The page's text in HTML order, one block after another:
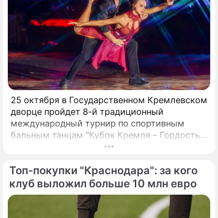
25 октября в Государственном Кремлевском
дворце пройдет 8-й традиционный
международный турнир по спортивным
бальным танцам "Кубок Кремля – Гордость
президент Российского Танцевального
Союза, заслуженный деятель искусств РФ,
народный артист России:«Наша страна
переживает сложный период жизни и
Топ-покупки "Краснодара": за кого
клуб выложил больше 10 млн евро